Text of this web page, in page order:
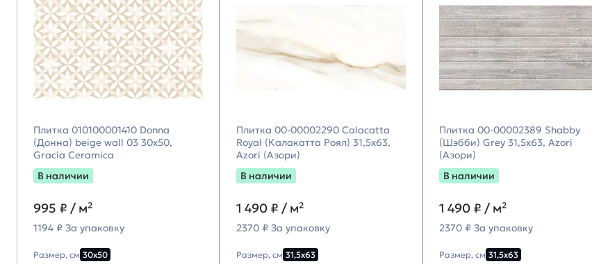
Плитка 010100001410 Donna
(Донна) beige wall 03 30х50,
Gracia Ceramica
В наличии
995 ₽ / м²
1194 ₽ За упаковку
Размер, см 30х50
Плитка 00-00002290 Calacatta
Royal (Калакатта Роял) 31,5х63,
Azori (Азори)
В наличии
1 490 ₽ / м²
2370 ₽ За упаковку
Размер, см 31,5х63
Плитка 00-00002389 Shabby
(Шэбби) Grey 31,5х63, Azori
(Азори)
В наличии
1 490 ₽ / м²
2370 ₽ За упаковку
Размер, см 31,5х63